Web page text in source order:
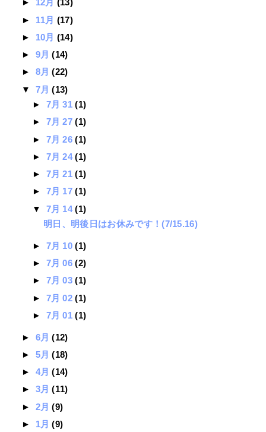
► 12月 (13)
► 11月 (17)
► 10月 (14)
► 9月(14)
► 8月(22)
▼ 7月(13)
► 7月 31(1)
► 7月 27(1)
► 7月 26(1)
► 7月 24(1)
► 7月 21(1)
► 7月 17(1)
▼ 7月 14(1)
明日、明後日はお休みです！(7/15.16)
► 7月 10(1)
► 7月 06(2)
► 7月 03(1)
► 7月 02(1)
► 7月 01(1)
► 6月(12)
► 5月(18)
► 4月(14)
► 3月(11)
► 2月(9)
► 1月(9)